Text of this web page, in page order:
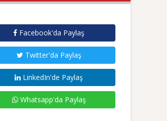
Facebook'da Paylaş
Twitter'da Paylaş
LinkedIn'de Paylaş
Whatsapp'da Paylaş